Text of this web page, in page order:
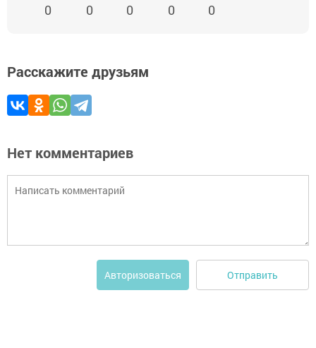
0 0 0 0 0
Расскажите друзьям
Нет комментариев
Авторизоваться Отправить